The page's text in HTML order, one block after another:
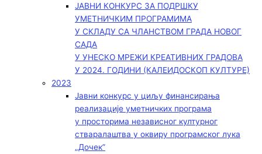
ЈАВНИ КОНКУРС ЗА ПОДРШКУ
УМЕТНИЧКИМ ПРОГРАМИМА
У СКЛАДУ СА ЧЛАНСТВОМ ГРАДА НОВОГ
САДА
У УНЕСКО МРЕЖИ КРЕАТИВНИХ ГРАДОВА
У 2024. ГОДИНИ (КАЛЕИДОСКОП КУЛТУРЕ)
2023
Јавни конкурс у циљу финансирања
реализације уметничких програма
у просторима независног културног
стваралаштва у оквиру програмског лука
„Дочек”